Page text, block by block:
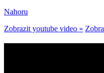
Nahoru
Zobrazit youtube video »